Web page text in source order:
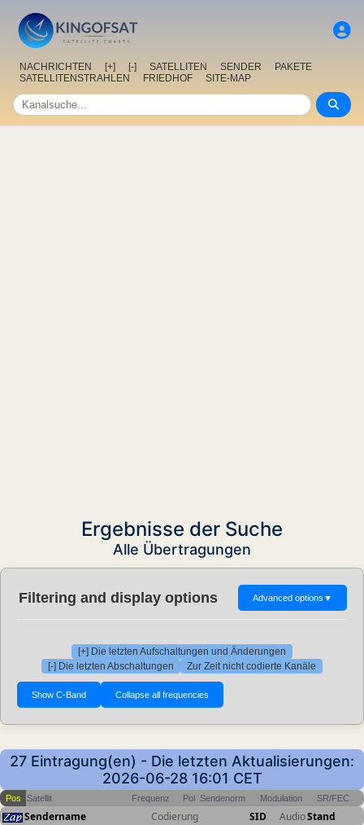
NACHRICHTEN [+] [-] SATELLITEN SENDER
PAKETE
SATELLITENSTRAHLEN
FRIEDHOF SITE-MAP
Ergebnisse der Suche
Alle Übertragungen
Filtering and display options Advanced options ▼
[+] Die letzten Aufschaltungen und Änderungen
[-] Die letzten Abschaltungen
Zur Zeit nicht codierte Kanäle
27 Eintragung(en) - Die letzten Aktualisierungen:
2026-06-28 16:01 CET
Pos Satellit Frequenz Pol Sendenorm Modulation SR/FEC
Sendername Codierung SID AudioStand